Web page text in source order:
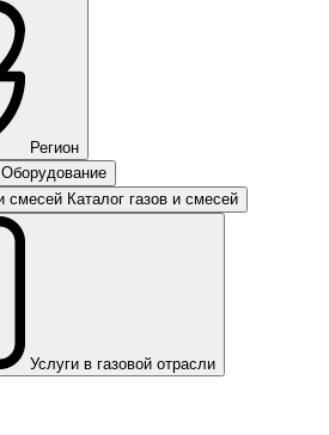
Регион
Оборудование
Каталог газов и смесей
Услуги в газовой отрасли